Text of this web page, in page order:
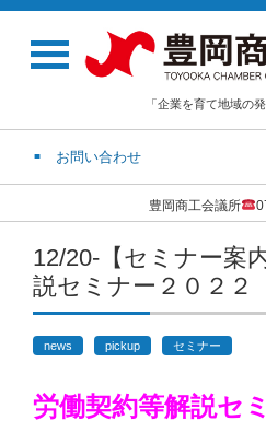
「企業を育て地域の
お問い合わせ
豊岡商工会議所
12/20-【セミナー案
説セミナー２０２２
news pickup セミナー
労働契約等解説セ